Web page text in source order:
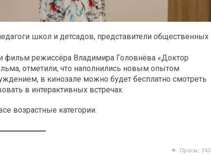
школ и детсадов, представители общественных
фильм режиссёра Владимира Головнёва «Доктор
отметили, что наполнились новым опытом
в кинозале можно будет бесплатно смотреть
в интерактивных встречах.
возрастные категории.
Просм.: 343